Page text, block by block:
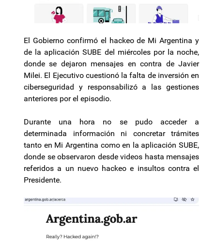
El Gobierno confirmó el hackeo de Mi Argentina y
de la aplicación SUBE del miércoles por la noche,
donde se dejaron mensajes en contra de Javier
Milei. El Ejecutivo cuestionó la falta de inversión en
ciberseguridad y responsabilizó a las gestiones
anteriores por el episodio.
Durante una hora no se pudo acceder a
determinada información ni concretar trámites
tanto en Mi Argentina como en la aplicación SUBE,
donde se observaron desde videos hasta mensajes
referidos a un nuevo hackeo e insultos contra el
Presidente.